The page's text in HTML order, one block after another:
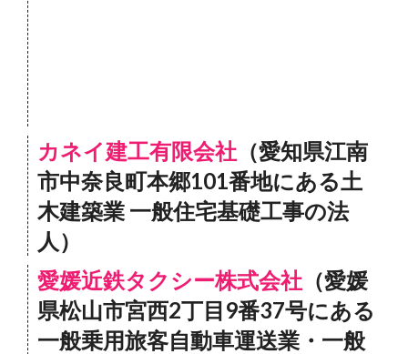
カネイ建工有限会社 （愛知県江南
市中奈良町本郷101番地にある土
木建築業 一般住宅基礎工事の法
人）
愛媛近鉄タクシー株式会社 （愛媛
県松山市宮西2丁目9番37号にある
一般乗用旅客自動車運送業・一般